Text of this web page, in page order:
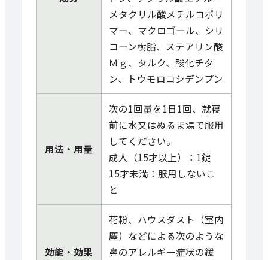
メタクリル酸メチルコポリ
マー、マクロゴール、シリ
コーン樹脂、ステアリン酸
Ｍｇ、タルク、酸化チタ
ン、トウモロコシデンプン
用法・用量
次の1回量を1日1回、就寝
前に水又はぬるま湯で服用
してください。
成人（15才以上）：1錠
15才未満：服用しないこ
と
効能・効果
花粉、ハウスダスト（室内
塵）などによる次のような
鼻のアレルギー症状の緩